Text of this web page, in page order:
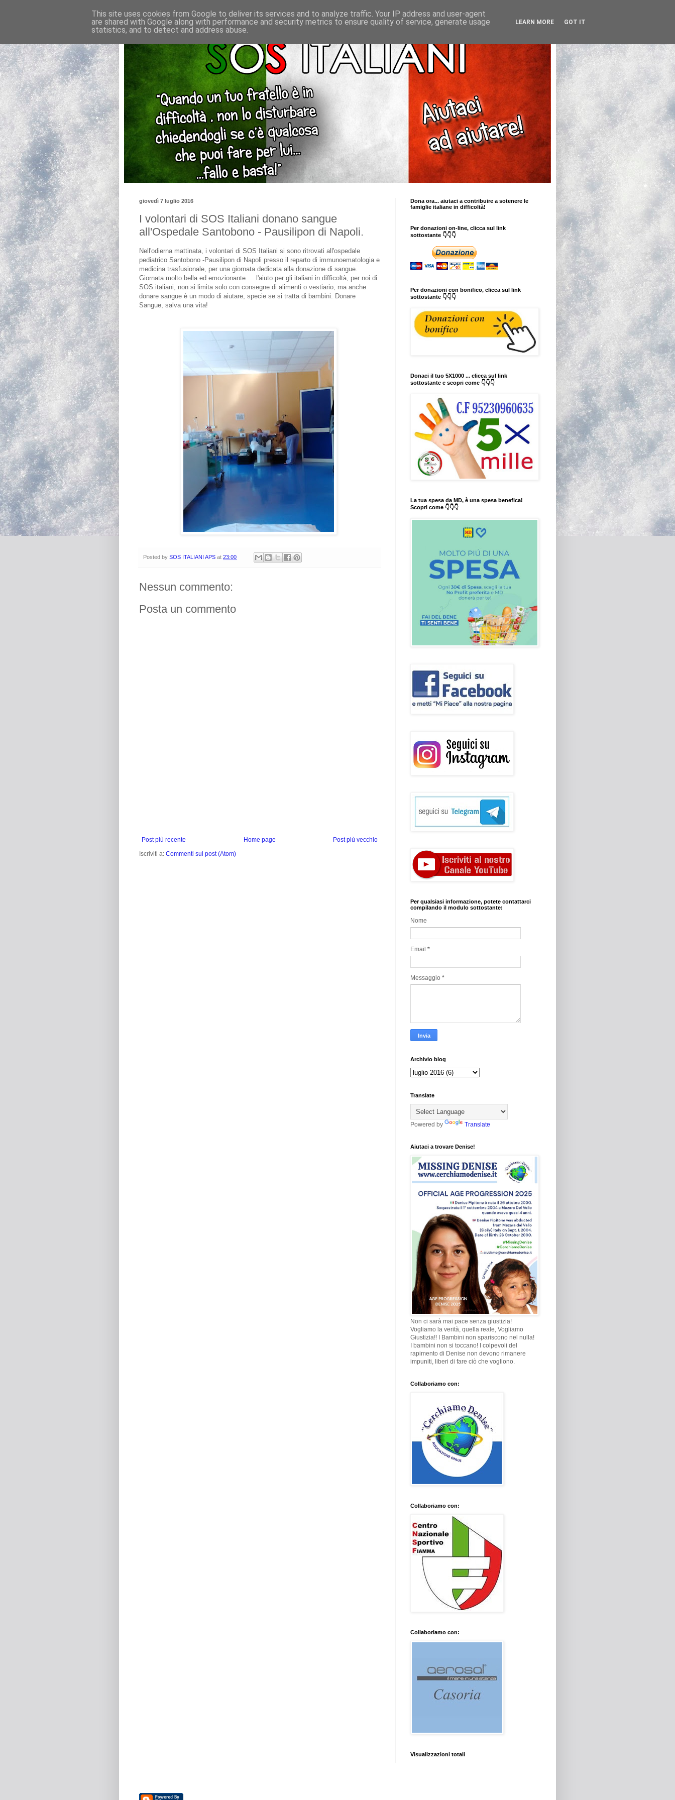
giovedì 7 luglio 2016
I volontari di SOS Italiani donano sangue
all'Ospedale Santobono - Pausilipon di Napoli.
Nell'odierna mattinata, i volontari di SOS Italiani si sono ritrovati all'ospedale
pediatrico Santobono -Pausilipon di Napoli presso il reparto di immunoematologia e
medicina trasfusionale, per una giornata dedicata alla donazione di sangue.
Giornata molto bella ed emozionante…. l'aiuto per gli italiani in difficoltà, per noi di
SOS italiani, non si limita solo con consegne di alimenti o vestiario, ma anche
donare sangue è un modo di aiutare, specie se si tratta di bambini. Donare
Sangue, salva una vita!
Posted by SOS ITALIANI APS at 23:00
Nessun commento:
Posta un commento
Post più recente Post più vecchio
Home page
Iscriviti a: Commenti sul post (Atom)
Dona ora... aiutaci a contribuire a sotenere le
famiglie italiane in difficoltà!
Per donazioni on-line, clicca sul link
sottostante 👇👇👇
Per donazioni con bonifico, clicca sul link
sottostante 👇👇👇
Donaci il tuo 5X1000 ... clicca sul link
sottostante e scopri come 👇👇👇
La tua spesa da MD, è una spesa benefica!
Scopri come 👇👇👇
Per qualsiasi informazione, potete contattarci
compilando il modulo sottostante:
Nome
Email *
Messaggio *
Archivio blog
Translate
Powered by Translate
Aiutaci a trovare Denise!
Non ci sarà mai pace senza giustizia!
Vogliamo la verità, quella reale, Vogliamo
Giustizia!! I Bambini non spariscono nel nulla!
I bambini non si toccano! I colpevoli del
rapimento di Denise non devono rimanere
impuniti, liberi di fare ciò che vogliono.
Collaboriamo con:
Collaboriamo con:
Collaboriamo con:
Visualizzazioni totali
This site uses cookies from Google to deliver its services and to analyze traffic. Your IP address and user-agent
are shared with Google along with performance and security metrics to ensure quality of service, generate usage
statistics, and to detect and address abuse.
LEARN MORE GOT IT